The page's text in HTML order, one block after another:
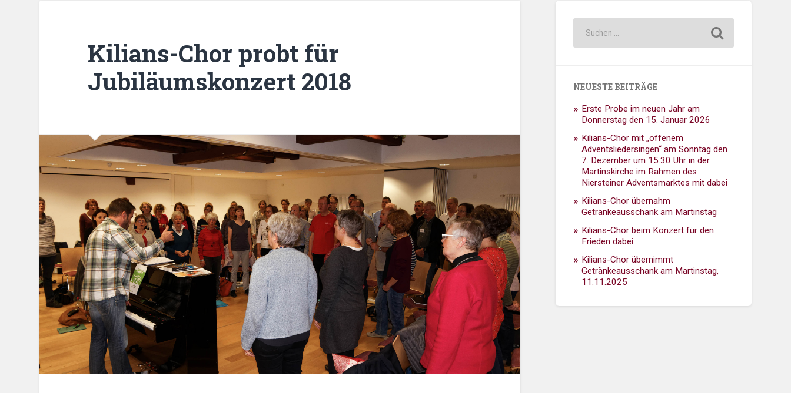
Kilians-Chor probt für
Jubiläumskonzert 2018
NEUESTE BEITRÄGE
Erste Probe im neuen Jahr am
Donnerstag den 15. Januar 2026
Kilians-Chor mit „offenem
Adventsliedersingen“ am Sonntag den
7. Dezember um 15.30 Uhr in der
Martinskirche im Rahmen des
Niersteiner Adventsmarktes mit dabei
Kilians-Chor übernahm
Getränkeausschank am Martinstag
Kilians-Chor beim Konzert für den
Frieden dabei
Kilians-Chor übernimmt
Getränkeausschank am Martinstag,
11.11.2025